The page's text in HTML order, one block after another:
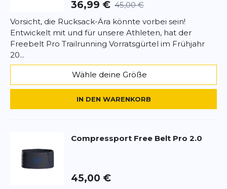
36,99 € 45,00 €
Vorsicht, die Rucksack-Ära könnte vorbei sein!
Entwickelt mit und für unsere Athleten, hat der
Freebelt Pro Trailrunning Vorratsgürtel im Frühjahr
20...
Wähle deine Größe
IN DEN WARENKORB
Compressport Free Belt Pro 2.0
45,00 €